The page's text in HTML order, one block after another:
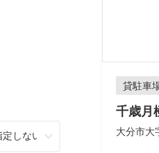
貸駐車
千歳月
大分市大